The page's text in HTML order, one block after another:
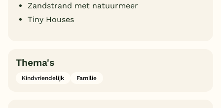
Zandstrand met natuurmeer
Tiny Houses
Thema's
Kindvriendelijk Familie